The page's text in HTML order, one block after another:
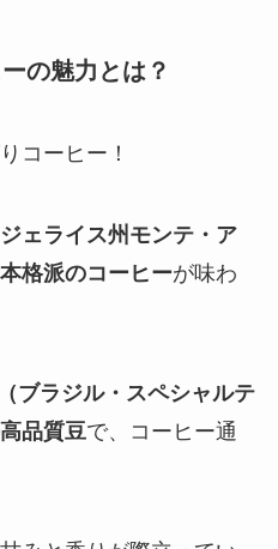
の魅力とは？
コーヒー！
ェライス州モンテ・ア
格派のコーヒーが味わ
ブラジル・スペシャルテ
品質豆で、コーヒー通